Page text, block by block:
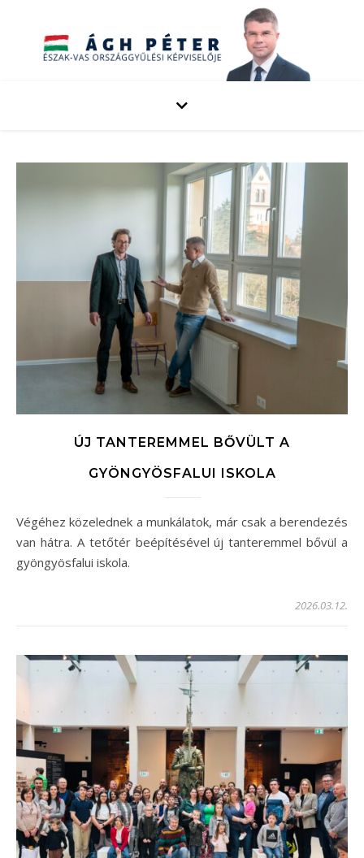
ÚJ TANTEREMMEL BŐVÜLT A
GYÖNGYÖSFALUI ISKOLA
Végéhez közelednek a munkálatok, már csak a berendezés
van hátra. A tetőtér beépítésével új tanteremmel bővül a
gyöngyösfalui iskola.
2026.03.12.